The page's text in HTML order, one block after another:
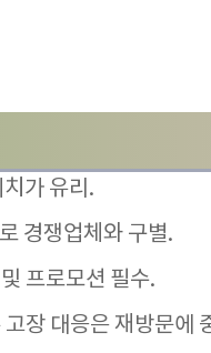
가 유리 .
경쟁업체와 구별.
프로모션 필수.
장 대응은 재방문에